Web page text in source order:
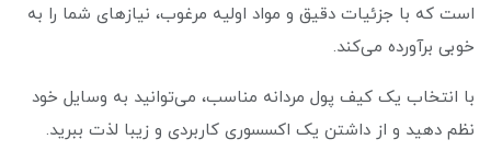
است که با جزئیات دقیق و مواد اولیه مرغوب، نیازهای شما را به
خوبی برآورده می‌کند.
با انتخاب یک کیف پول مردانه مناسب، می‌توانید به وسایل خود
نظم دهید و از داشتن یک اکسسوری کاربردی و زیبا لذت ببرید.